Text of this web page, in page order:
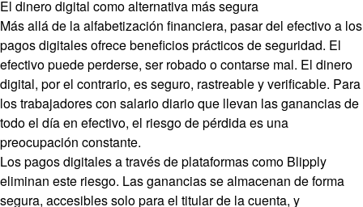
El dinero digital como alternativa más segura
Más allá de la alfabetización financiera, pasar del efectivo a los
pagos digitales ofrece beneficios prácticos de seguridad. El
efectivo puede perderse, ser robado o contarse mal. El dinero
digital, por el contrario, es seguro, rastreable y verificable. Para
los trabajadores con salario diario que llevan las ganancias de
todo el día en efectivo, el riesgo de pérdida es una
preocupación constante.
Los pagos digitales a través de plataformas como Blipply
eliminan este riesgo. Las ganancias se almacenan de forma
segura, accesibles solo para el titular de la cuenta, y